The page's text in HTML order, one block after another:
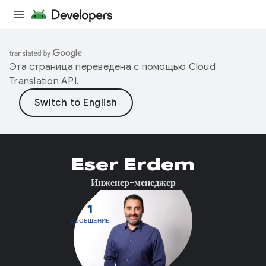
Эта страница переведена с помощью Cloud
Translation API.
1
СООБЩЕНИЕ
Eser Erdem
Инженер-менеджер